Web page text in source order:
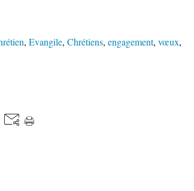
, Evangile, Chrétiens, engagement, vœux,